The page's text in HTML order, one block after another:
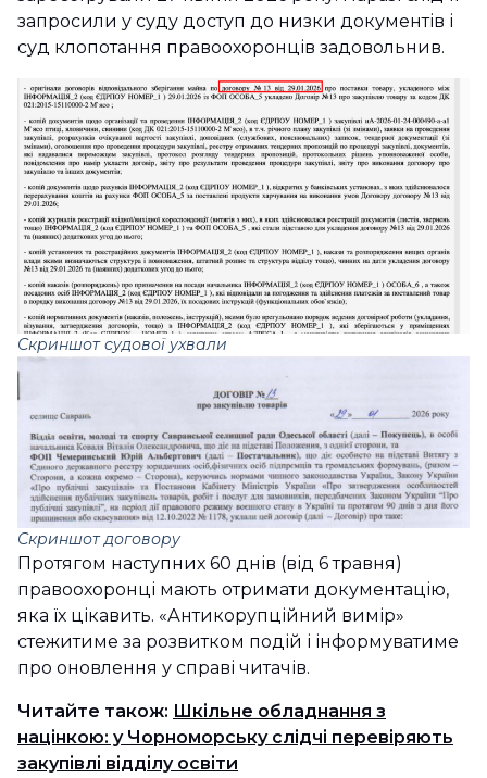
запросили у суду доступ до низки документів і
суд клопотання правоохоронців задовольнив.
Скриншот судової ухвали
Скриншот договору
Протягом наступних 60 днів (від 6 травня)
правоохоронці мають отримати документацію,
яка їх цікавить. «Антикорупційний вимір»
стежитиме за розвитком подій і інформуватиме
про оновлення у справі читачів.
Читайте також: Шкільне обладнання з
націнкою: у Чорноморську слідчі перевіряють
закупівлі відділу освіти